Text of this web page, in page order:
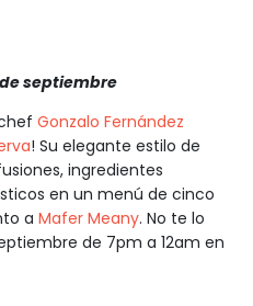
de septiembre
Gonzalo Fernández
! Su elegante estilo de
ingredientes
en un menú de cinco
a Mafer Meany. No te lo
de 7pm a 12am en